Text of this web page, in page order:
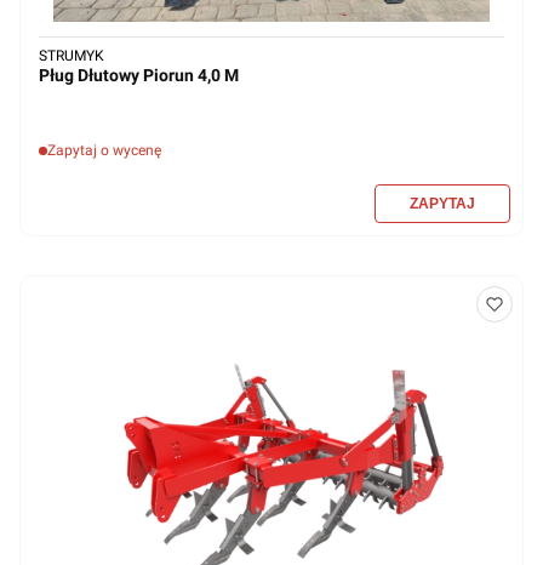
Pług Dłutowy Piorun 4,0 M
Zapytaj o wycenę
STRUMYK